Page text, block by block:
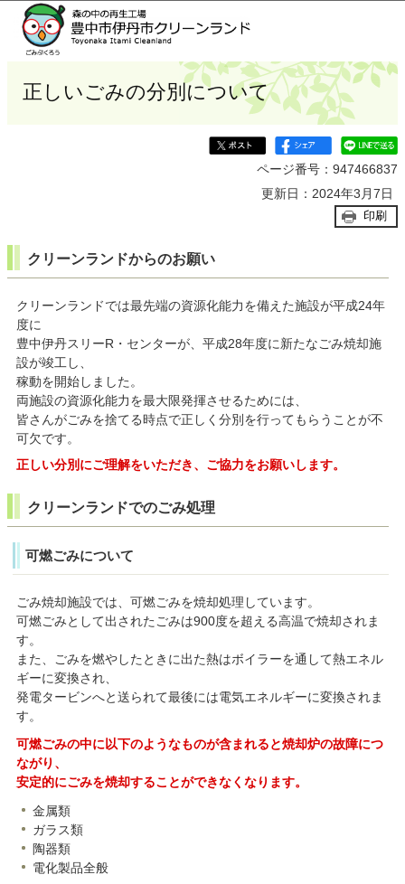
このページの本文へ移動
正しいごみの分別について
ページ番号：947466837
更新日：2024年3月7日
印刷
クリーンランドからのお願い
クリーンランドでは最先端の資源化能力を備えた施設が平成24年
度に
豊中伊丹スリーR・センターが、平成28年度に新たなごみ焼却施
設が竣工し、
稼動を開始しました。
両施設の資源化能力を最大限発揮させるためには、
皆さんがごみを捨てる時点で正しく分別を行ってもらうことが不
可欠です。
正しい分別にご理解をいただき、ご協力をお願いします。
クリーンランドでのごみ処理
可燃ごみについて
ごみ焼却施設では、可燃ごみを焼却処理しています。
可燃ごみとして出されたごみは900度を超える高温で焼却されま
す。
また、ごみを燃やしたときに出た熱はボイラーを通して熱エネル
ギーに変換され、
発電タービンへと送られて最後には電気エネルギーに変換されま
す。
可燃ごみの中に以下のようなものが含まれると焼却炉の故障につ
ながり、
安定的にごみを焼却することができなくなります。
金属類
ガラス類
陶器類
電化製品全般